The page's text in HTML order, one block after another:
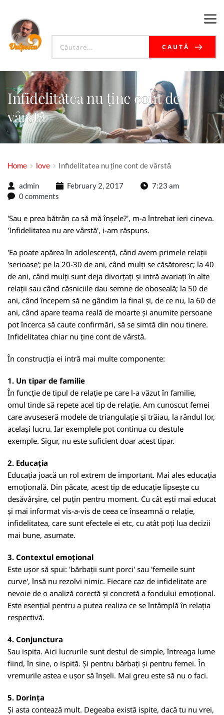
CAUTĂ
Infidelitatea nu ține cont de
vârstă
Home love Infidelitatea nu ține cont de vârstă
admin February 2, 2017
7:23 am
0 comments
'Sau e prea bătrân ca să mă înșele?', m-a întrebat ieri cineva.
'Infidelitatea nu are vârstă', i-am răspuns.
'Ea poate apărea în adolescență, când avem primele relații
'serioase'; pe la 20-30 de ani, când mulți se căsătoresc; la 40
de ani, când mulți sunt deja divorțați și intră avariați în alte
relații sau când căsniciile dau semne de oboseală; la 50 de
ani, când începem să ne gândim la final și, de ce nu, la 60 de
ani, când apare teama reală de moarte și anumite persoane
pot încerca să caute confirmări, să se simtă din nou tinere.
Infidelitatea chiar nu ține cont de vârstă.
În construcția ei intră mai multe componente:
1. Un tipar de familie
În funcție de tipul de relație pe care l-a văzut în familie,
omul tinde să repete acel tip de relație. Am cunoscut femei
care avuseseră modele de triangulație și trăiau, la rândul lor,
același lucru. Iar exemplele pot continua cu destule
exemple. Sigur, nu este suficient doar acest tipar.
2. Educația
Educația joacă un rol extrem de important. Mai ales educația
emoțională. Din păcate, acest tip de educație lipsește cu
desăvârșire, cel puțin pentru moment. Cu cât ești mai educat
și mai informat vis-a-vis de ceea ce înseamnă o relație,
infidelitatea, care sunt efectele ei etc, cu atât poți lua decizii
mai bune, asumate.
3. Contextul emoțional
Este ușor să spui: 'bărbații sunt porci' sau 'femeile sunt
curve', însă nu rezolvi nimic. Fiecare caz de infidelitate are
nevoie de o analiză corectă și concretă a fondului emoțional.
Este esențial pentru a putea realiza ce se întâmplă în relația
respectivă.
4. Conjunctura
Sau ispita. Aici lucrurile sunt destul de simple, întreaga lume
fiind, în sine, o ispită. Și pentru bărbați și pentru femei. În
vremurile astea e ușor să înșeli. Mai greu este să nu o faci.
5. Dorința
Și asta contează mult. Degeaba există ispite, dacă tu nu vrei,